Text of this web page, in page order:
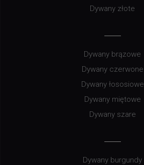
Dywany złote
Dywany brązowe
Dywany czerwone
Dywany łososiowe
Dywany miętowe
Dywany szare
Dywany burgundy